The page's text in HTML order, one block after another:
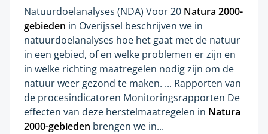
e
e
w
e
b
s
i
Gevonden
op
pagina:
Natuurdoelanalyses (NDA) Voor 20 Natura 2000-
gebieden in Overijssel beschrijven we in
natuurdoelanalyses hoe het gaat met de natuur
in een gebied, of en welke problemen er zijn en
in welke richting maatregelen nodig zijn om de
natuur weer gezond te maken. ... Rapporten van
de procesindicatoren Monitoringsrapporten De
effecten van deze herstelmaatregelen in Natura
2000-gebieden brengen we in...